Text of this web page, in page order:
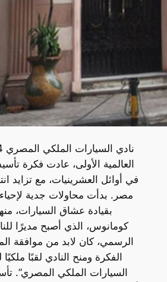
العالمية الأولى، عادت فكرة
في أوائل العشرينيات، مع تزايد
بقيادة عشاق السيارات،
كومانوس، الذي أصبح مديرًا
الرسمي، كان لابد من موافقة
الفكرة ومنح النادي لقبًا